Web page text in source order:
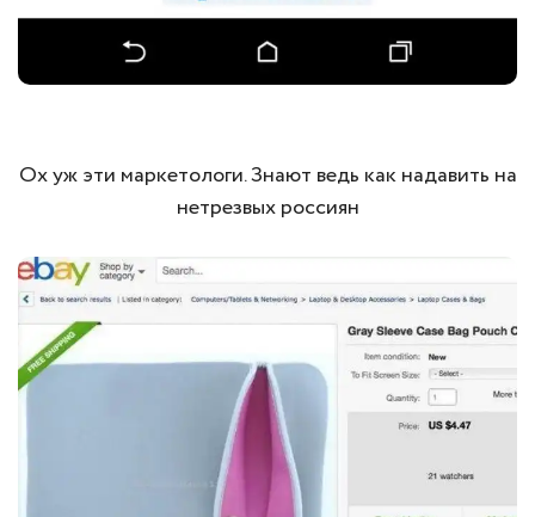
Ох уж эти маркетологи. Знают ведь как надавить на
нетрезвых россиян